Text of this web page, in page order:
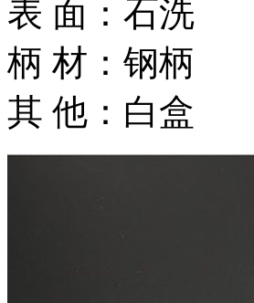
表 面：石洗
柄 材：钢柄
其 他：白盒